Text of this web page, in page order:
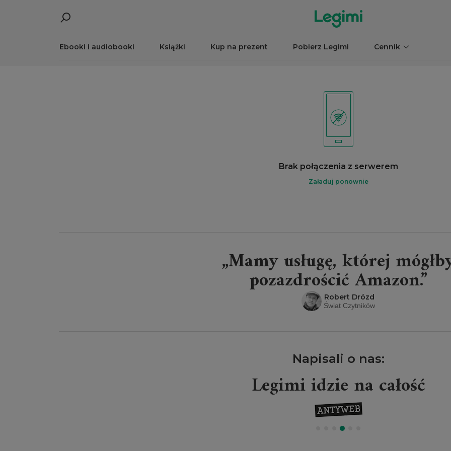
Ebooki i audiobooki Książki Kup na prezent Pobierz Legimi Cennik
Brak połączenia z serwerem
Załaduj ponownie
„Mamy usługę, której
pozazdrościć Amazon.”
Robert Drózd
Świat Czytników
Napisali o nas:
Legimi idzie na całość